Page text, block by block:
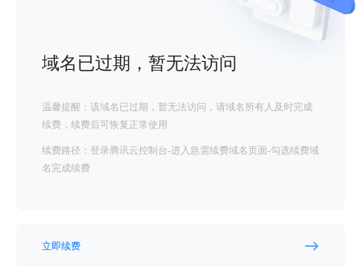
域名已过期，暂无法访问
温馨提醒：该域名已过期，暂无法访问，请域名所有人及时完成
续费，续费后可恢复正常使用
续费路径：登录腾讯云控制台-进入急需续费域名页面-勾选续费域
名完成续费
立即续费